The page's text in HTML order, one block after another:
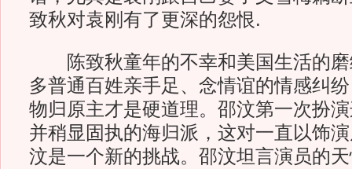
致秋对袁刚有了更深的怨恨.
陈致秋童年的不幸和美国生活的磨
多普通百姓亲手足、念情谊的情感纠
物归原主才是硬道理。邵汶第一次扮
并稍显固执的海归派，这对一直以饰
汶是一个新的挑战。邵汶坦言演员的